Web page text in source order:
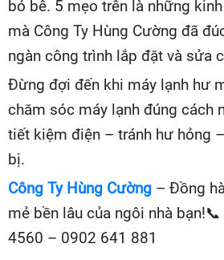
bỏ bê. 5 mẹo trên là những
mà Công Ty Hùng Cường đã
ngàn công trình lắp đặt và sửa
Đừng đợi đến khi máy lạnh hư
chăm sóc máy lạnh đúng cách
tiết kiệm điện – tránh hư hỏng
bị.
Công Ty Hùng Cường – Đồng
mẻ bền lâu của ngôi nhà bạn!📞
4560 – 0902 641 881